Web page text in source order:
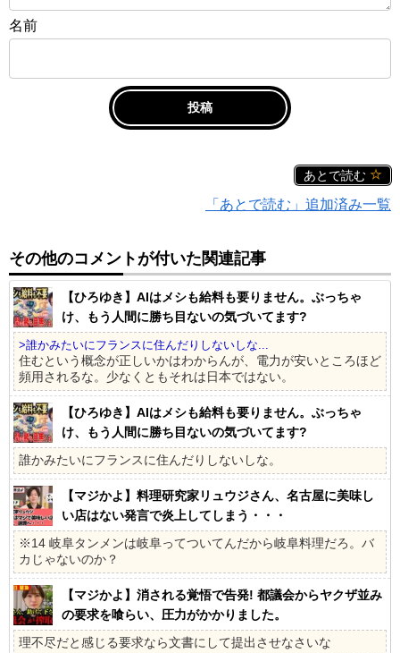
名前
あとで読む
「あとで読む」追加済み一覧
その他のコメントが付いた関連記事
【ひろゆき】AIはメシも給料も要りません。ぶっちゃ
け、もう人間に勝ち目ないの気づいてます?
>誰かみたいにフランスに住んだりしないしな...
住むという概念が正しいかはわからんが、電力が安いところほど
頻用されるな。少なくともそれは日本ではない。
【ひろゆき】AIはメシも給料も要りません。ぶっちゃ
け、もう人間に勝ち目ないの気づいてます?
誰かみたいにフランスに住んだりしないしな。
【マジかよ】料理研究家リュウジさん、名古屋に美味し
い店はない発言で炎上してしまう・・・
※14 岐阜タンメンは岐阜ってついてんだから岐阜料理だろ。バ
カじゃないのか？
【マジかよ】消される覚悟で告発! 都議会からヤクザ並み
の要求を喰らい、圧力がかかりました。
理不尽だと感じる要求なら文書にして提出させなさいな